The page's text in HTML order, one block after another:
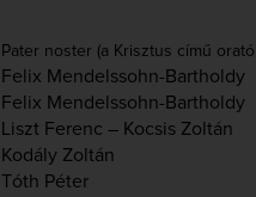
Pater noster (a Krisztus című
Felix Mendelssohn-Bartholdy
Felix Mendelssohn-Bartholdy
Liszt Ferenc – Kocsis Zoltán
Kodály Zoltán
Tóth Péter